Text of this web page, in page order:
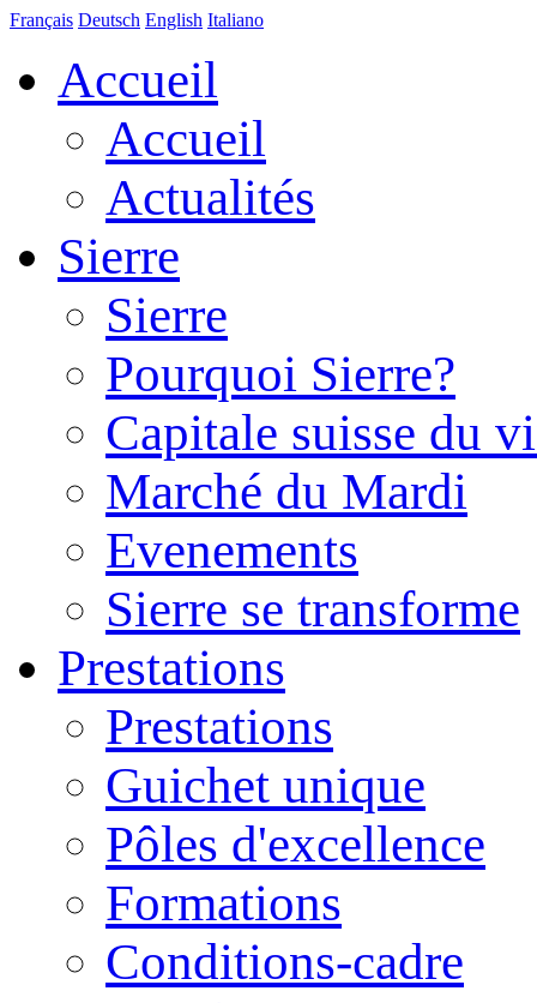
Français Deutsch English Italiano
Accueil
Accueil
Actualités
Sierre
Sierre
Pourquoi Sierre?
Capitale suisse du
Marché du Mardi
Evenements
Sierre se transforme
Prestations
Prestations
Guichet unique
Pôles d'excellence
Formations
Conditions-cadre